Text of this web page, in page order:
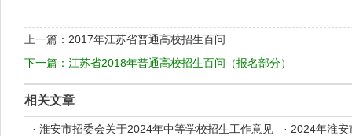
上一篇： 2017年江苏省普通高校招生百问
下一篇： 江苏省2018年普通高校招生百问（报名部分）
相关文章
· 淮安市招委会关于2024年中等学校招生工作意见 · 2024年淮